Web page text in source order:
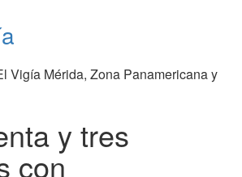
Vigía Mérida, Zona Panamericana y
y tres
con